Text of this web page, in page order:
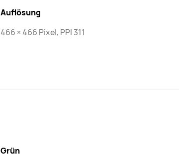
Auflösung
466 × 466 Pixel, PPI 311
Grün